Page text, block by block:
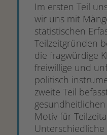
Im ersten Teil
wir uns mit
statistischen
Teilzeitgründen
die fragwürdige
freiwillige und
politisch
zweite Teil
Motiv für
Unterschiedliche